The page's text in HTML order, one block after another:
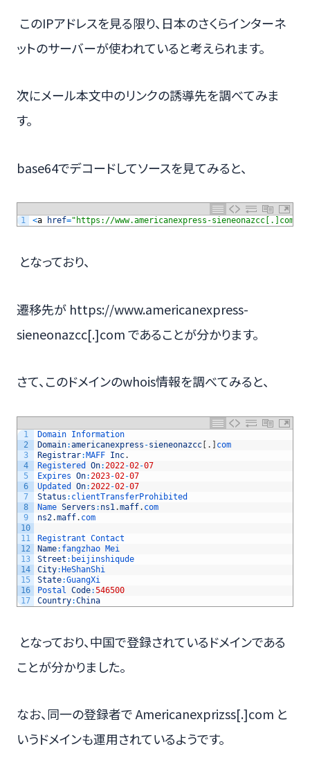
このIPアドレスを見る限り、日本のさくらインターネ
ットのサーバーが使われていると考えられます。
次にメール本文中のリンクの誘導先を調べてみま
す。
base64でデコードしてソースを見てみると、
1 <a href="https://www.americanexpress-sieneonazcc[.]com/"
となっており、
遷移先が https://www.americanexpress-
sieneonazcc[.]com であることが分かります。
さて、このドメインのwhois情報を調べてみると、
1
2
3
4
5
6
7
8
9
10
11
12
13
14
15
16
17
Domain Information
Domain:americanexpress -sieneonazcc [ . ] com
Registrar:MAFF Inc.
Registered On: 2022-02-07
Expires On: 2023-02-07
Updated On: 2022-02-07
Status : clientTransferProhibited
Name Servers : ns1 .maff. com
ns2.maff. com
Registrant Contact
Name: fangzhao Mei
Street : beijinshiqude
City:HeShanShi
State:GuangXi
Postal Code:546500
Country:China
となっており、中国で登録されているドメインである
ことが分かりました。
なお、同一の登録者で Americanexprizss[.]com と
いうドメインも運用されているようです。